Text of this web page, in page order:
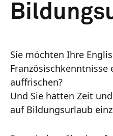
Sie möchten Ihre
Französischkenntnisse
auffrischen?
Und Sie hätten Zeit
auf Bildungsurlaub